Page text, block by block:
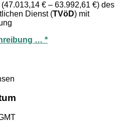
€ – 63.992,61 €) des
Dienst (TVöD) mit
… *